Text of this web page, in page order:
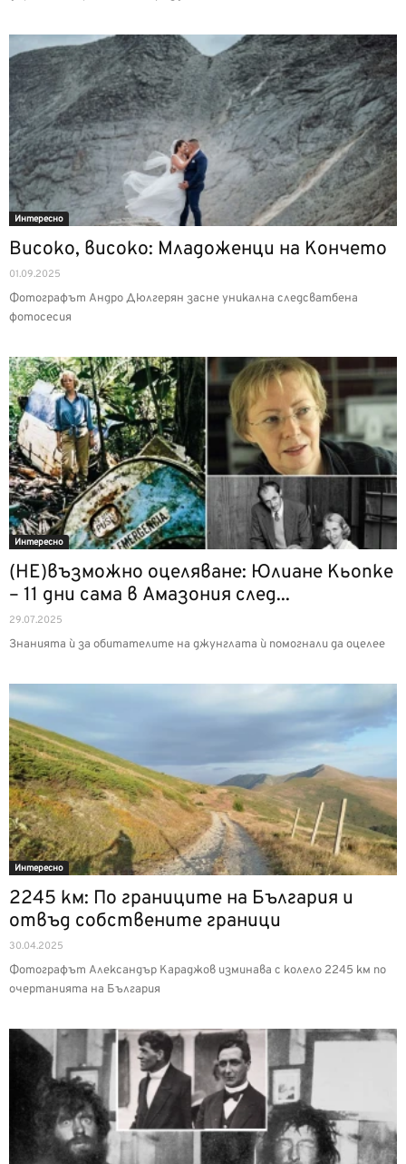
Интерeсно
Високо, високо: Младоженци на Кончето
01.09.2025
Фотографът Андро Дюлгерян засне уникална следсватбена
фотосесия
Интерeсно
(НЕ)възможно оцеляване: Юлиане Кьопке
– 11 дни сама в Амазония след...
29.07.2025
Знанията ѝ за обитателите на джунглата ѝ помогнали да оцелее
Интерeсно
2245 км: По границите на България и
отвъд собствените граници
30.04.2025
Фотографът Александър Караджов изминава с колело 2245 км по
очертанията на България